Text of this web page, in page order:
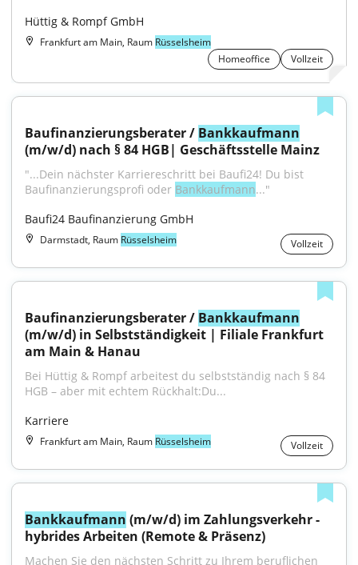
Hüttig & Rompf GmbH
Frankfurt am Main, Raum Rüsselsheim
Homeoffice
Vollzeit
Baufinanzierungsberater / Bankkaufmann
(m/w/d) nach § 84 HGB| Geschäftsstelle Mainz
"...Dein nächster Karriereschritt bei Baufi24! Du bist
Baufinanzierungsprofi oder Bankkaufmann..."
Baufi24 Baufinanzierung GmbH
Darmstadt, Raum Rüsselsheim Vollzeit
Baufinanzierungsberater / Bankkaufmann
(m/w/d) in Selbstständigkeit | Filiale Frankfurt
am Main & Hanau
Bei Hüttig & Rompf arbeitest du selbstständig nach § 84
HGB – aber mit echtem Rückhalt:Du...
Karriere
Frankfurt am Main, Raum Rüsselsheim Vollzeit
Bankkaufmann (m/w/d) im Zahlungsverkehr -
hybrides Arbeiten (Remote & Präsenz)
Machen Sie den nächsten Schritt zu Ihrem beruflichen